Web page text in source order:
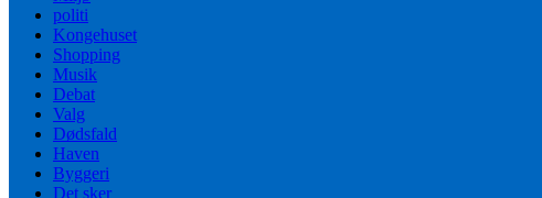
politi
Kongehuset
Shopping
Musik
Debat
Valg
Dødsfald
Haven
Byggeri
Det sker